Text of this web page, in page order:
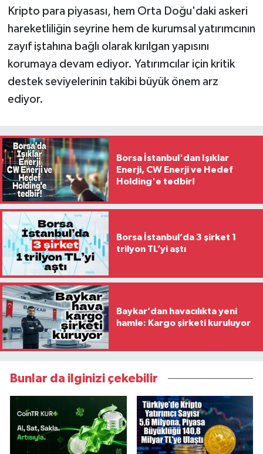
Kripto para piyasası, hem Orta Doğu'daki askeri
hareketliliğin seyrine hem de kurumsal yatırımcının
zayıf iştahına bağlı olarak kırılgan yapısını
korumaya devam ediyor. Yatırımcılar için kritik
destek seviyelerinin takibi büyük önem arz
ediyor.
Borsa İstanbul'dan Işıklar
Enerji, CW Enerji ve Hedef
Holding'e tedbir!
Borsa İstanbul’da 3 şirket 1
trilyon TL’yi aştı
Baykar’dan havacılıkta yeni
hamle: Kargo şirketi kuruluyor
Bunlar da ilginizi çekebilir